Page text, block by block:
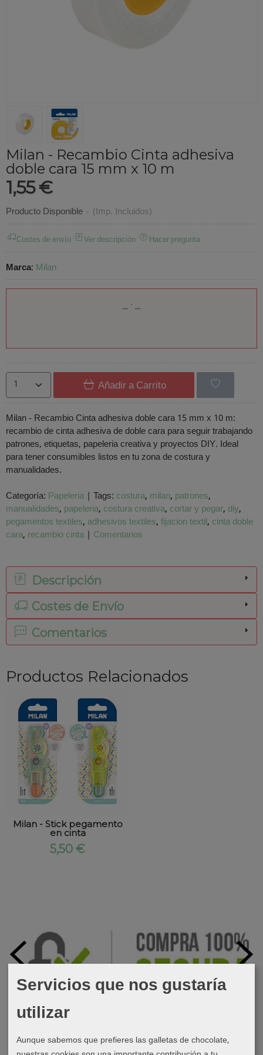
Milan - Recambio Cinta adhesiva
doble cara 15 mm x 10 m
1,55 €
Producto Disponible - (Imp. Incluidos)
Costes de envío Ver descripción Hacer pregunta
Marca: Milan
Añadir a Carrito
Milan - Recambio Cinta adhesiva doble cara 15 mm x 10 m:
recambio de cinta adhesiva de doble cara para seguir trabajando
patrones, etiquetas, papeleria creativa y proyectos DIY. Ideal
para tener consumibles listos en tu zona de costura y
manualidades.
Categoría: Papeleria | Tags: costura milan patrones
manualidades papeleria costura creativa cortar y pegar diy
pegamentos textiles adhesivos textiles fijacion textil cinta doble
cara recambio cinta | Comentarios
Descripción
Costes de Envío
Comentarios
Productos Relacionados
Milan - Stick pegamento
en cinta
5,50 €
Servicios que nos gustaría
utilizar
Aunque sabemos que prefieres las galletas de chocolate,